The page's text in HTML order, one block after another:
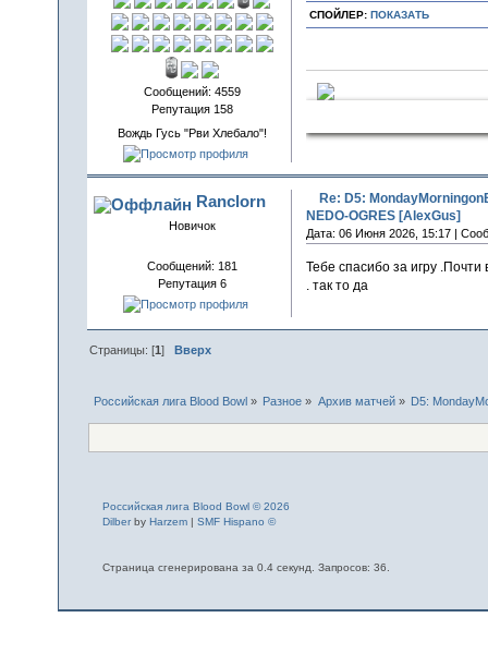
Сообщений: 4559
Репутация 158
Вождь Гусь "Рви Хлебало"!
СПОЙЛЕР: ПОКАЗАТЬ
Ranclorn
Новичок
Сообщений: 181
Репутация 6
Re: D5:
NEDO-OGRES [AlexGus]
Дата: 06 Июня 2026, 15:17 |
Тебе спасибо за игру
. так то да
Страницы: [1] Вверх
Российская лига Blood Bowl » Разное » Архив матчей» D5:
Российская лига Blood Bowl © 2026
Dilberby Harzem| SMF Hispano ©
Страница сгенерирована за 0.4 секунд. Запросов: 36.